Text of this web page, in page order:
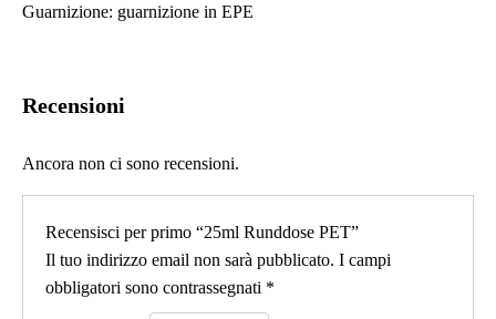
Guarnizione: guarnizione in EPE
Recensioni
Ancora non ci sono recensioni.
Recensisci per primo “25ml Runddose PET”
Il tuo indirizzo email non sarà pubblicato. I campi
obbligatori sono contrassegnati *